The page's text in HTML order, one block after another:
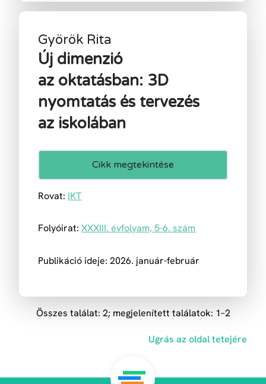
Györök Rita
Új dimenzió
az oktatásban: 3D
nyomtatás és tervezés
az iskolában
Cikk megtekintése
Rovat: IKT
Folyóirat: XXXIII. évfolyam, 5-6. szám
Publikáció ideje: 2026. január-február
Összes találat: 2; megjelenített találatok: 1–2
Ugrás az oldal tetejére